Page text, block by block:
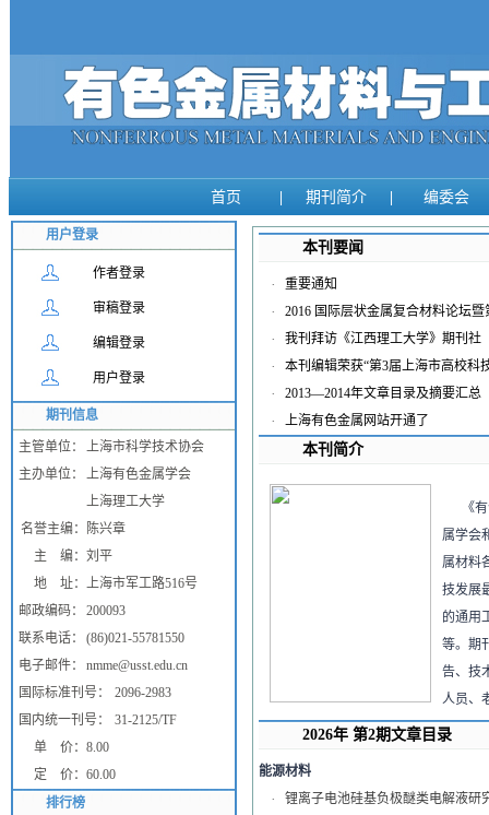
首页 期刊简介 编委会
用户登录
作者登录
审稿登录
编辑登录
用户登录
期刊信息
主管单位：
上海市科学技术协会
主办单位：
上海有色金属学会
上海理工大学
名誉主编：
陈兴章
主 编： 刘平
地 址： 上海市军工路516号
邮政编码：
200093
联系电话：
(86)021-55781550
电子邮件：
nmme@usst.edu.cn
国际标准刊号：
2096-2983
国内统一刊号：
31-2125/TF
单 价： 8.00
定 价： 60.00
排行榜
本刊要闻
· 重要通知
· 2016 国际层状金属复合材料论坛
· 我刊拜访《江西理工大学》期刊社
· 本刊编辑荣获“第3届上海市高校科
· 2013—2014年文章目录及摘要汇总
· 上海有色金属网站开通了
本刊简介
《
属学会
属材料
技发展
的通用
等。期
告、技
人员、
2026年 第2期文章目录
能源材料
·
锂离子电池硅基负极醚类电解液研